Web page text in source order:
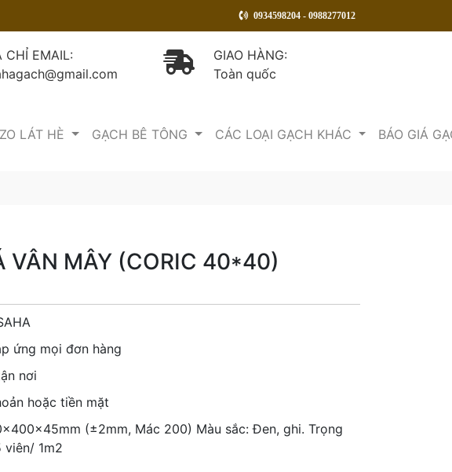
0934598204 - 0988277012
CHỈ EMAIL:
GIAO HÀNG:
Toàn quốc
LÁT HÈ GẠCH BÊ TÔNG CÁC LOẠI GẠCH KHÁC BÁO GIÁ
VÂN MÂY (CORIC 40*40)
ứng mọi đơn hàng
nơi
hoặc tiền mặt
(±2mm, Mác 200) Màu sắc: Đen, ghi. Trọng
viên/ 1m2